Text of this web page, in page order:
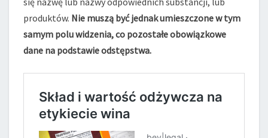
produktów. Nie muszą być jednak umieszczone w tym
samym polu widzenia, co pozostałe obowiązkowe
dane na podstawie odstępstwa.